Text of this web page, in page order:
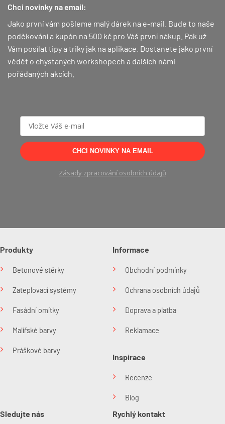
Chci novinky na email:
Jako první vám pošleme malý dárek na e-mail. Bude to naše
poděkování a kupón na 500 kč pro Váš první nákup. Pak už
Vám posílat tipy a triky jak na aplikace. Dostanete jako první
vědět o chystaných workshopech a dalších námi
pořádaných akcích.
CHCI NOVINKY NA EMAIL
Zásady zpracování osobních údajů
Produkty
Betonové stěrky
Zateplovací systémy
Fasádní omítky
Malířské barvy
Práškové barvy
Informace
Obchodní podmínky
Ochrana osobních údajů
Doprava a platba
Reklamace
Inspirace
Recenze
Blog
Sledujte nás Rychlý kontakt